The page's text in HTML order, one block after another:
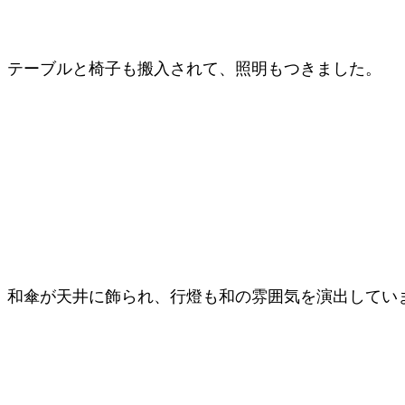
テーブルと椅子も搬入されて、照明もつきました。
和傘が天井に飾られ、行燈も和の雰囲気を演出してい